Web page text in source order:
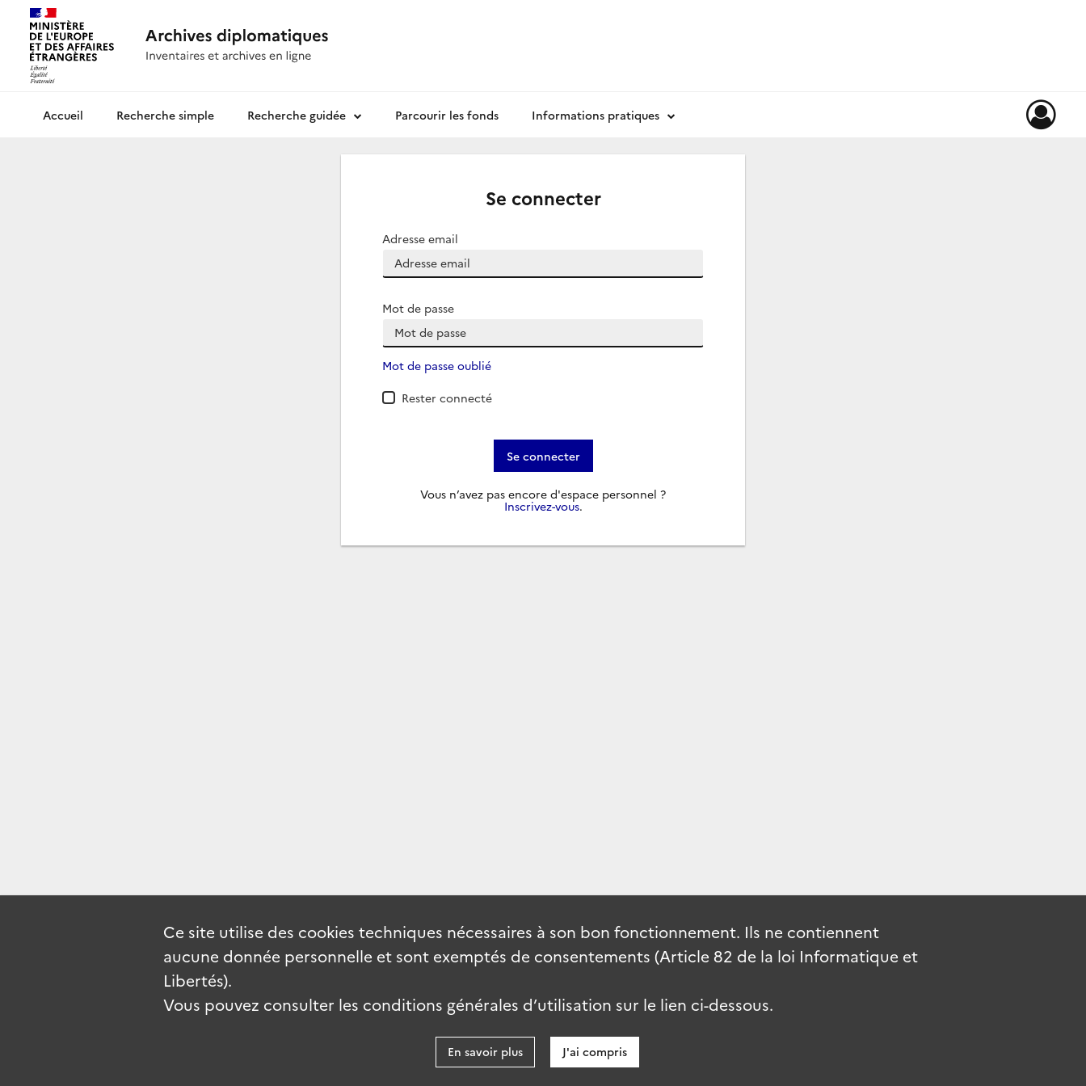
Archives diplomatiquesRecherche simple Recherche guidée Parcourir les fonds Informations pratiques
Se connecter
Adresse email
Mot de passe
Mot de passe oublié
Rester connecté
Se connecter
Vous n’avez pas encore d'espace personnel ?
Inscrivez-vous.
Ce site utilise des cookies techniques nécessaires à son bon fonctionnement. Ils ne contiennent
aucune donnée personnelle et sont exemptés de consentements (Article 82 de la loi Informatique et
Libertés).
Vous pouvez consulter les conditions générales d’utilisation sur le lien ci-dessous.
En savoir plus J'ai compris